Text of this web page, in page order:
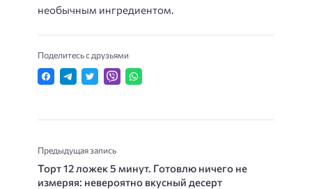
необычным ингредиентом.
Поделитесь с друзьями
Предыдущая запись
Торт 12 ложек 5 минут. Готовлю ничего не
измеряя: невероятно вкусный десерт